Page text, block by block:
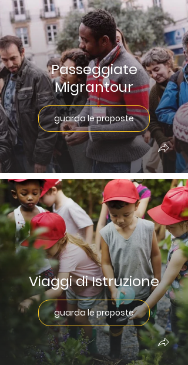
Passeggiate
Migrantour
guarda le proposte
Viaggi di Istruzione
guarda le proposte